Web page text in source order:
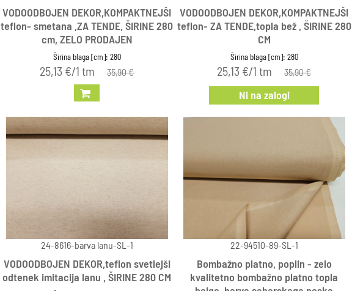
VODOODBOJEN DEKOR,KOMPAKTNEJŠI
teflon- smetana ,ZA TENDE, ŠIRINE 280
cm, ZELO PRODAJEN
Širina blaga [cm]: 280
25,13 €/1 tm 35,90 €
VODOODBOJEN DEKOR,KOMPAKTNEJŠI
teflon- ZA TENDE,topla bež , ŠIRINE 280
CM
Širina blaga [cm]: 280
25,13 €/1 tm 35,90 €
Ni na zalogi
24-8616-barva lanu-SL-1
VODOODBOJEN DEKOR,teflon svetlejši
odtenek imitacija lanu , ŠIRINE 280 CM
22-94510-89-SL-1
Bombažno platno, poplin - zelo
kvalitetno bombažno platno topla